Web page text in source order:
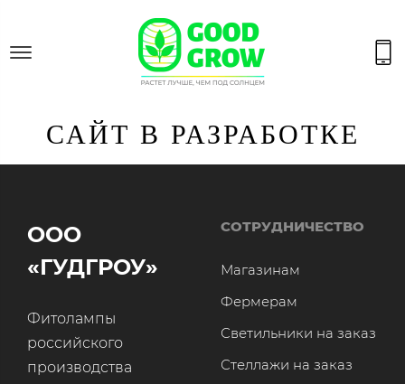
САЙТ В РАЗРАБОТКЕ
ООО
«ГУДГРОУ»
Фитолампы
российского
производства
СОТРУДНИЧЕСТВО
Магазинам
Фермерам
Светильники на заказ
Стеллажи на заказ